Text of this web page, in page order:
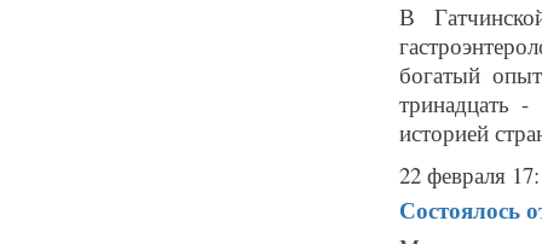
В
богатый
тринадцать -
историей
22 февраля
Состоялось